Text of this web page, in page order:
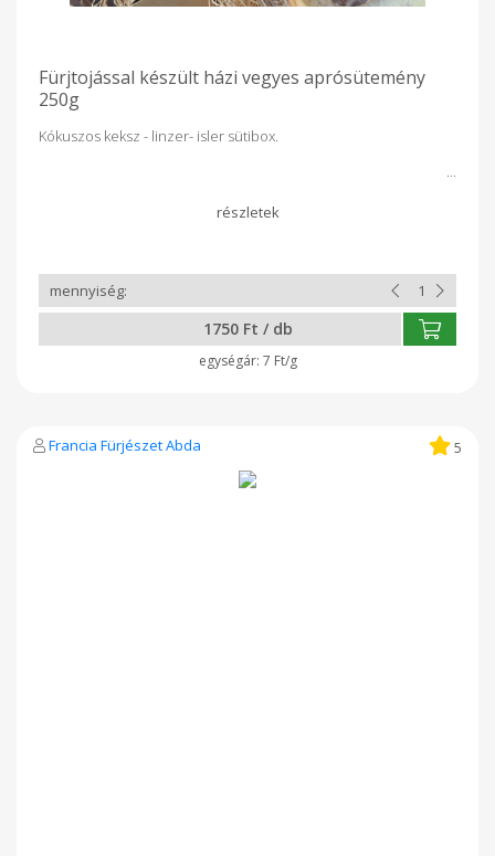
Fürjtojással készült házi vegyes aprósütemény
250g
Kókuszos keksz - linzer- isler sütibox.
1750 Ft / db
7 Ft/g
Francia Fürjészet Abda 5